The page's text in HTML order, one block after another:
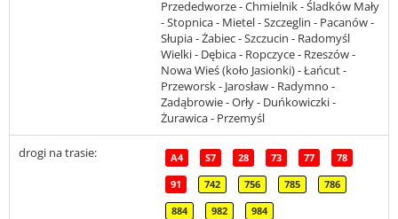
Przededworze - Chmielnik - Śladków Mały
- Stopnica - Mietel - Szczeglin - Pacanów -
Słupia - Żabiec - Szczucin - Radomyśl
Wielki - Dębica - Ropczyce - Rzeszów -
Nowa Wieś (koło Jasionki) - Łańcut -
Przeworsk - Jarosław - Radymno -
Zadąbrowie - Orły - Duńkowiczki -
Żurawica - Przemyśl
drogi na trasie: A4 S7 28 73 77 78
91 742 756 785 786
884 982 984